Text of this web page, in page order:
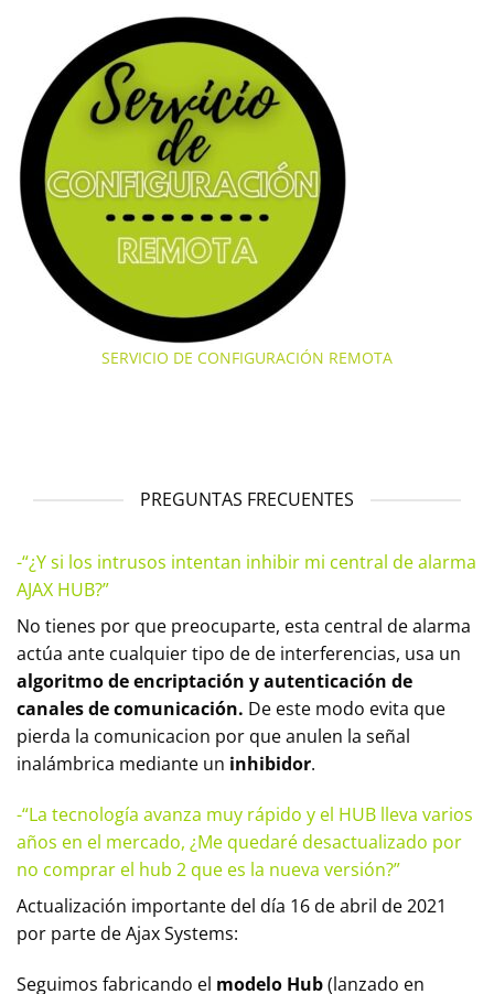
SERVICIO DE CONFIGURACIÓN REMOTA
PREGUNTAS FRECUENTES
-“¿Y si los intrusos intentan inhibir mi central de alarma
AJAX HUB?”
No tienes por que preocuparte, esta central de alarma
actúa ante cualquier tipo de de interferencias, usa un
algoritmo de encriptación y autenticación de
canales de comunicación. De este modo evita que
pierda la comunicacion por que anulen la señal
inalámbrica mediante un inhibidor.
-“La tecnología avanza muy rápido y el HUB lleva varios
años en el mercado, ¿Me quedaré desactualizado por
no comprar el hub 2 que es la nueva versión?”
Actualización importante del día 16 de abril de 2021
por parte de Ajax Systems:
Seguimos fabricando el modelo Hub(lanzado en